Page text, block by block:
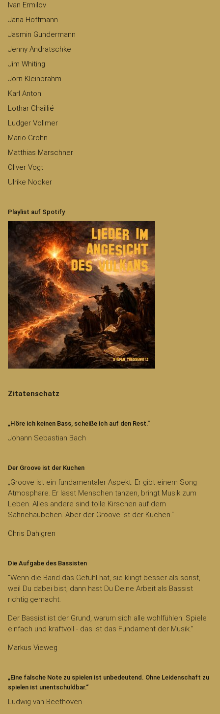
Ivan Ermilov
Jana Hoffmann
Jasmin Gundermann
Jenny Andratschke
Jim Whiting
Jörn Kleinbrahm
Karl Anton
Lothar Chaillié
Ludger Vollmer
Mario Grohn
Matthias Marschner
Oliver Vogt
Ulrike Nocker
Playlist auf Spotify
Zitatenschatz
„Höre ich keinen Bass, scheiße ich auf den Rest.“
Johann Sebastian Bach
Der Groove ist der Kuchen
„Groove ist ein fundamentaler Aspekt. Er gibt einem Song
Atmosphäre. Er lässt Menschen tanzen, bringt Musik zum
Leben. Alles andere sind tolle Kirschen auf dem
Sahnehäubchen. Aber der Groove ist der Kuchen.“
Chris Dahlgren
Die Aufgabe des Bassisten
"Wenn die Band das Gefühl hat, sie klingt besser als sonst,
weil Du dabei bist, dann hast Du Deine Arbeit als Bassist
richtig gemacht.
Der Bassist ist der Grund, warum sich alle wohlfühlen. Spiele
einfach und kraftvoll - das ist das Fundament der Musik."
Markus Vieweg
„Eine falsche Note zu spielen ist unbedeutend. Ohne Leidenschaft zu
spielen ist unentschuldbar.“
Ludwig van Beethoven